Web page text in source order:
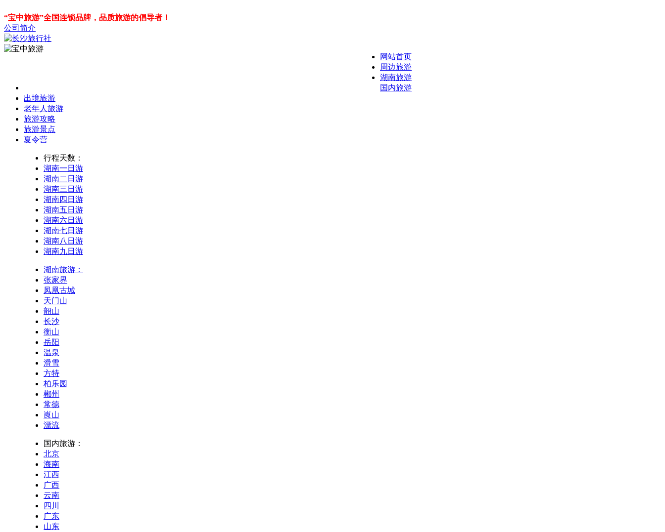
“宝中旅游”全国连锁品牌，品质旅游的倡导者！
公司简介
网站首页
周边旅游
湖南旅游
国内旅游
出境旅游
老年人旅游
旅游攻略
旅游景点
夏令营
行程天数：
湖南一日游
湖南二日游
湖南三日游
湖南四日游
湖南五日游
湖南六日游
湖南七日游
湖南八日游
湖南九日游
湖南旅游：
张家界
凤凰古城
天门山
韶山
长沙
衡山
岳阳
温泉
滑雪
方特
柏乐园
郴州
常德
崀山
漂流
国内旅游：
北京
海南
江西
广西
云南
四川
广东
山东